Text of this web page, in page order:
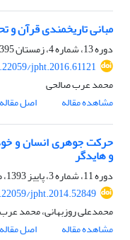
مبانی تاریخمندی قرآن و
دوره 13، شماره 4، زمستان 1395، صفحه
jpht.2016.61121
محمد عرب صالحی
مشاهده مقاله
اصل مقاله
حرکت جوهری انسان و
و هایدگر
دوره 11، شماره 3، پاییز 1393، صفحه
jpht.2014.52849
محمدعلی روزبهانی، محمد
مشاهده مقاله
اصل مقاله